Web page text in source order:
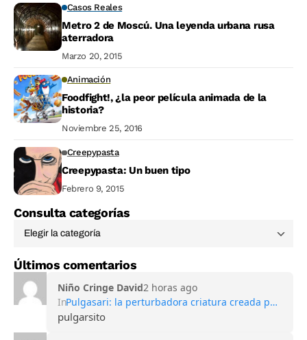
Casos Reales
Metro 2 de Moscú. Una leyenda urbana rusa
aterradora
Marzo 20, 2015
Animación
Foodfight!, ¿la peor película animada de la
historia?
Noviembre 25, 2016
Creepypasta
Creepypasta: Un buen tipo
Febrero 9, 2015
Consulta categorías
Últimos comentarios
Niño Cringe David2 horas ago
In
Pulgasari: la perturbadora criatura creada por Corea del Norte para competir con Godzilla
pulgarsito